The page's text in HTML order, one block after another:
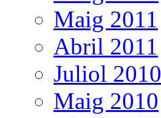
Maig 2011
Abril 2011
Juliol 2010
Maig 2010